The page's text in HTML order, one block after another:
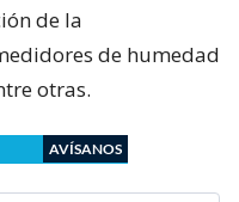
de la
de humedad
otras.
AVÍSANOS